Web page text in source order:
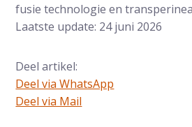
fusie technologie en
Laatste update: 24 juni 2026
Deel artikel:
Deel via WhatsApp
Deel dit via Whatsapp
Deel via Mail